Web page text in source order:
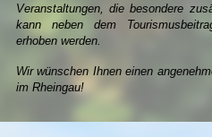
Veranstaltungen, die besondere
kann neben dem
erhoben werden.
Wir wünschen Ihnen einen
im Rheingau!